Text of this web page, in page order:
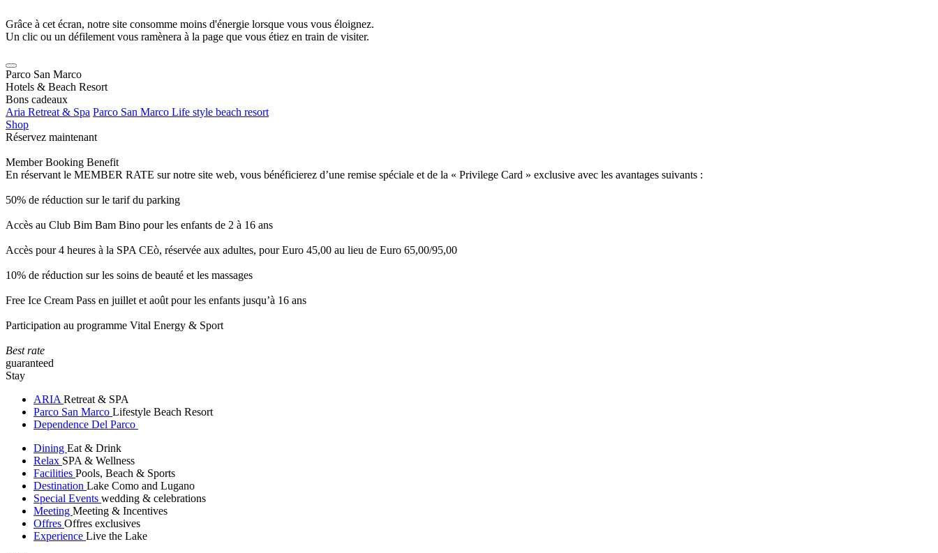
Grâce à cet écran, notre site consomme moins d'énergie lorsque vous vous éloignez.
Un clic ou un défilement vous ramènera à la page que vous étiez en train de visiter.
Parco San Marco
Hotels & Beach Resort
Bons cadeaux
Aria Retreat & Spa Parco San Marco Life style beach resort
Shop
Réservez maintenant
Member Booking Benefit
En réservant le MEMBER RATE sur notre site web, vous bénéficierez d’une remise spéciale et de la « Privilege Card » exclusive avec les avantages suivants :
50% de réduction sur le tarif du parking
Accès au Club Bim Bam Bino pour les enfants de 2 à 16 ans
Accès pour 4 heures à la SPA CEò, réservée aux adultes, pour Euro 45,00 au lieu de Euro 65,00/95,00
10% de réduction sur les soins de beauté et les massages
Free Ice Cream Pass en juillet et août pour les enfants jusqu’à 16 ans
Participation au programme Vital Energy & Sport
Best rate
guaranteed
Stay
ARIA Retreat & SPA
Parco San Marco Lifestyle Beach Resort
Dependence Del Parco
Dining Eat & Drink
Relax SPA & Wellness
Facilities Pools, Beach & Sports
Destination Lake Como and Lugano
Special Events wedding & celebrations
Meeting Meeting & Incentives
Offres Offres exclusives
Experience Live the Lake